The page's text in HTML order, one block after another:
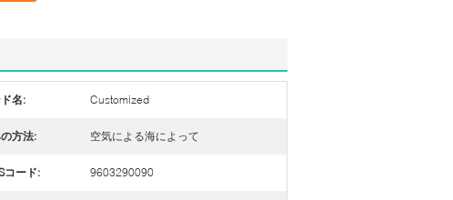
名: Customized
方法: 空気による海によって
コード: 9603290090